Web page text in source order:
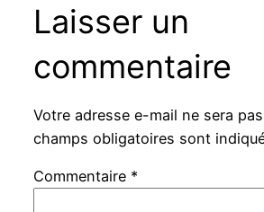
Laisser un
commentaire
Votre adresse e-mail ne sera
champs obligatoires sont
Commentaire *